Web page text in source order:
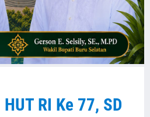
RI Ke 77, SD